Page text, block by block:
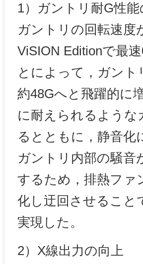
1）ガントリ耐G性
ガントリの回転速度
ViSION Editionで最
とによって，ガント
約48Gへと飛躍的に
に耐えられるような
るとともに，静音化
ガントリ内部の騒音
するため，排熱ファ
化し迂回させること
実現した。
2）X線出力の向上